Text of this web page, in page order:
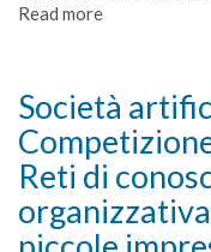
medie
e
piccole
imprese.
Costruzione
di
Read more
di
alta
formazione
di
diffusione
nel
Società
Reti di